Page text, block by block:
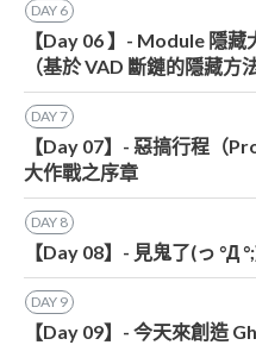
DAY 6
【Day 06 】- Module 隱
（基於 VAD 斷鏈的隱藏方法
DAY7
【Day 07】- 惡搞行程（
大作戰之序章
DAY 8
【Day 08】- 見鬼了(っ °Д
DAY 9
【Day 09】- 今天來創造